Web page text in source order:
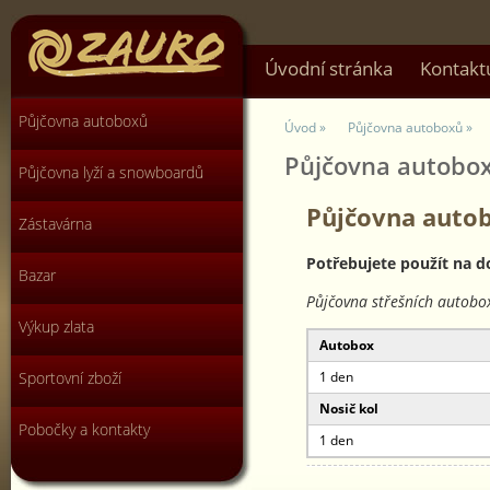
Úvodní stránka
Půjčovna autoboxů
Půjčovna lyží a snowboardů
Zástavárna
Bazar
Výkup zlata
Sportovní zboží
Pobočky a kontakty
Úvod » Půjčovna autoboxů »
Půjčovna
Půjčovna
Potřebujete použít na
Půjčovna střešních
Autobox
1 den
Nosič kol
1 den